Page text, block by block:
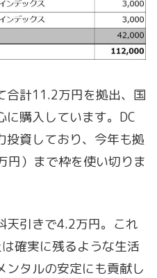
合計11.2万円を拠出、国
購入しています。DC
投資しており、今年も拠
円）まで枠を使い切りま
天引きで4.2万円。これ
確実に残るような生活
ンタルの安定にも貢献し